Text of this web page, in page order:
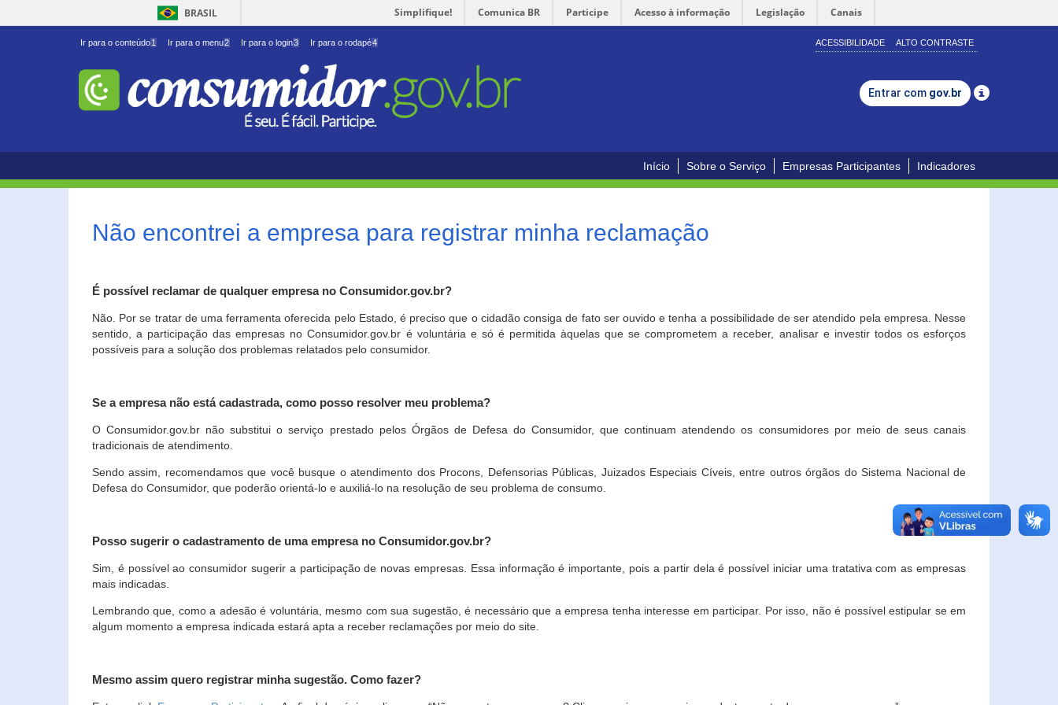
BRASIL Simplifique! Comunica BR Participe Acesso à informação Legislação Canais
Ir para o conteúdo1 Ir para o menu2 Ir para o login3 Ir para o rodapé4 ACESSIBILIDADE ALTO CONTRASTE
Entrar com gov.br
Início Sobre o Serviço Empresas Participantes Indicadores
Não encontrei a empresa para registrar minha reclamação
É possível reclamar de qualquer empresa no Consumidor.gov.br?
Não. Por se tratar de uma ferramenta oferecida pelo Estado, é preciso que o cidadão consiga de fato ser ouvido e tenha a possibilidade de ser atendido pela empresa. Nesse
sentido, a participação das empresas no Consumidor.gov.br é voluntária e só é permitida àquelas que se comprometem a receber, analisar e investir todos os esforços
possíveis para a solução dos problemas relatados pelo consumidor.
Se a empresa não está cadastrada, como posso resolver meu problema?
O Consumidor.gov.br não substitui o serviço prestado pelos Órgãos de Defesa do Consumidor, que continuam atendendo os consumidores por meio de seus canais
tradicionais de atendimento.
Sendo assim, recomendamos que você busque o atendimento dos Procons, Defensorias Públicas, Juizados Especiais Cíveis, entre outros órgãos do Sistema Nacional de
Defesa do Consumidor, que poderão orientá-lo e auxiliá-lo na resolução de seu problema de consumo.
Posso sugerir o cadastramento de uma empresa no Consumidor.gov.br?
Sim, é possível ao consumidor sugerir a participação de novas empresas. Essa informação é importante, pois a partir dela é possível iniciar uma tratativa com as empresas
mais indicadas.
Lembrando que, como a adesão é voluntária, mesmo com sua sugestão, é necessário que a empresa tenha interesse em participar. Por isso, não é possível estipular se em
algum momento a empresa indicada estará apta a receber reclamações por meio do site.
Mesmo assim quero registrar minha sugestão. Como fazer?